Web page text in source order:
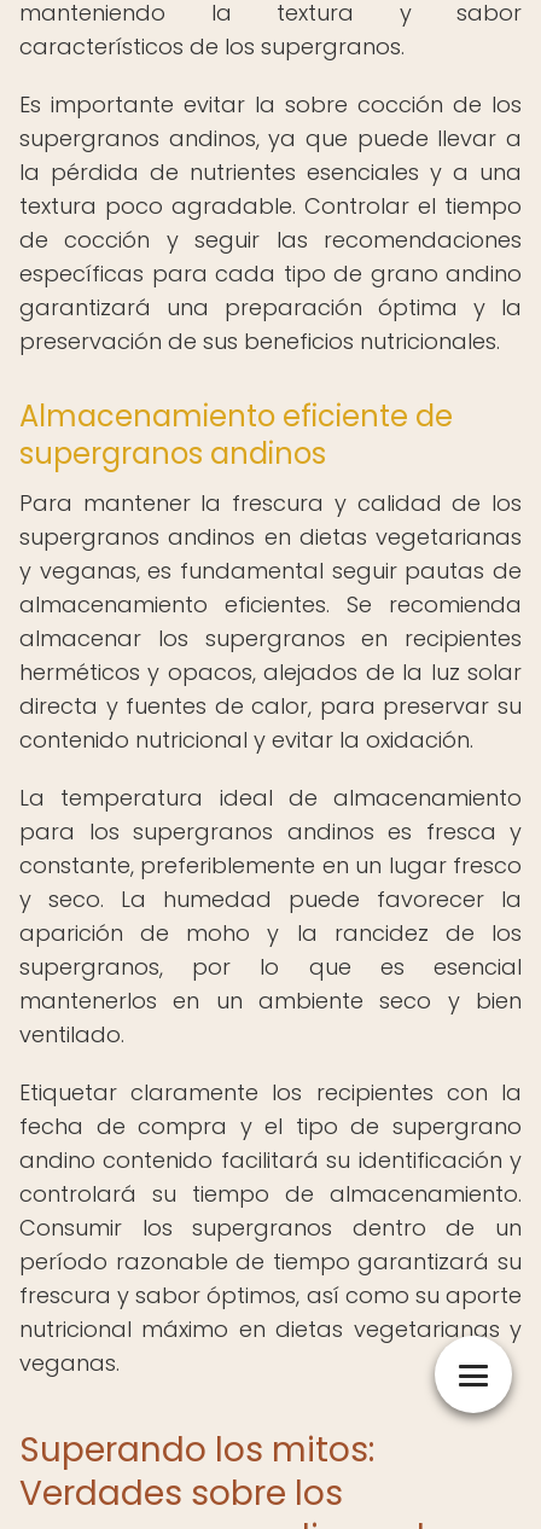
manteniendo la textura y sabor
característicos de los supergranos.
Es importante evitar la sobre cocción de los
supergranos andinos, ya que puede llevar a
la pérdida de nutrientes esenciales y a una
textura poco agradable. Controlar el tiempo
de cocción y seguir las recomendaciones
específicas para cada tipo de grano andino
garantizará una preparación óptima y la
preservación de sus beneficios nutricionales.
Almacenamiento eficiente de
supergranos andinos
Para mantener la frescura y calidad de los
supergranos andinos en dietas vegetarianas
y veganas, es fundamental seguir pautas de
almacenamiento eficientes. Se recomienda
almacenar los supergranos en recipientes
herméticos y opacos, alejados de la luz solar
directa y fuentes de calor, para preservar su
contenido nutricional y evitar la oxidación.
La temperatura ideal de almacenamiento
para los supergranos andinos es fresca y
constante, preferiblemente en un lugar fresco
y seco. La humedad puede favorecer la
aparición de moho y la rancidez de los
supergranos, por lo que es esencial
mantenerlos en un ambiente seco y bien
ventilado.
Etiquetar claramente los recipientes con la
fecha de compra y el tipo de supergrano
andino contenido facilitará su identificación y
controlará su tiempo de almacenamiento.
Consumir los supergranos dentro de un
período razonable de tiempo garantizará su
frescura y sabor óptimos, así como su aporte
nutricional máximo en dietas vegetarianas y
veganas.
Superando los mitos:
Verdades sobre los